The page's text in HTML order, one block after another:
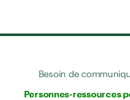
Besoin de
Personnes-ressources